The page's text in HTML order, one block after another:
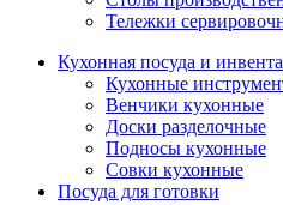
Тележки
Кухонная посуда и
Кухонные
Венчики кухонные
Доски разделочные
Подносы кухонные
Совки кухонные
Посуда для готовки